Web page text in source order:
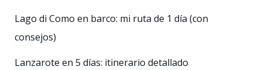
Lago di Como en barco: mi ruta de 1 día (con
consejos)
Lanzarote en 5 días: itinerario detallado